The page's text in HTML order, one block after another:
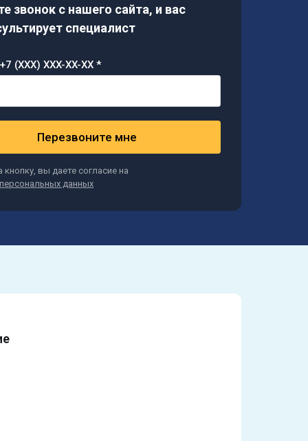
звонок с нашего сайта, и вас
специалист
(XXX) XXX-XX-XX *
Перезвоните мне
вы даете согласие на
персональных данных